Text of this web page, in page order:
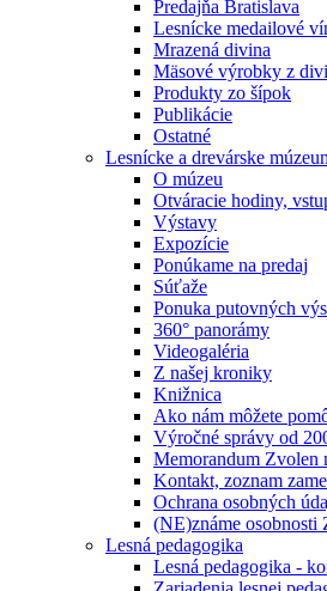
Predajňa Bratislava
Lesnícke medailové
Mrazená divina
Mäsové výrobky z
Produkty zo šípok
Publikácie
Ostatné
Lesnícke a drevárske
O múzeu
Otváracie hodiny,
Výstavy
Expozície
Ponúkame na predaj
Súťaže
Ponuka putovných
360° panorámy
Videogaléria
Z našej kroniky
Knižnica
Ako nám môžete
Výročné správy od
Memorandum Zvolen
Kontakt, zoznam
Ochrana osobných
(NE)známe osobnosti
Lesná pedagogika
Lesná pedagogika -